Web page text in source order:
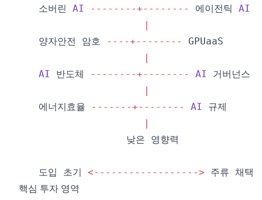
   소버린
AI -- -- -- --+-- -- -- -- 에이전틱 AI
|
   양자안전 암호
-- --+-- -- -- --
GPUaaS
|
AI
반도체 -- -- -- --+-- -- -- -- AI
|
   에너지효율
-- -- -- -+-- -- -- -- AI
|
   도입 초기
<-- -- -- -- -- -- -- -- -->
핵심 투자 영역